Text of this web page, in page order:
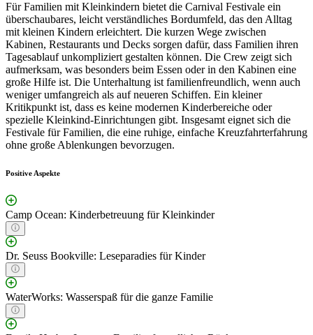
Für Familien mit Kleinkindern bietet die Carnival Festivale ein
überschaubares, leicht verständliches Bordumfeld, das den Alltag
mit kleinen Kindern erleichtert. Die kurzen Wege zwischen
Kabinen, Restaurants und Decks sorgen dafür, dass Familien ihren
Tagesablauf unkompliziert gestalten können. Die Crew zeigt sich
aufmerksam, was besonders beim Essen oder in den Kabinen eine
große Hilfe ist. Die Unterhaltung ist familienfreundlich, wenn auch
weniger umfangreich als auf neueren Schiffen. Ein kleiner
Kritikpunkt ist, dass es keine modernen Kinderbereiche oder
spezielle Kleinkind-Einrichtungen gibt. Insgesamt eignet sich die
Festivale für Familien, die eine ruhige, einfache Kreuzfahrterfahrung
ohne große Ablenkungen bevorzugen.
Positive Aspekte
Camp Ocean: Kinderbetreuung für Kleinkinder
Dr. Seuss Bookville: Leseparadies für Kinder
WaterWorks: Wasserspaß für die ganze Familie